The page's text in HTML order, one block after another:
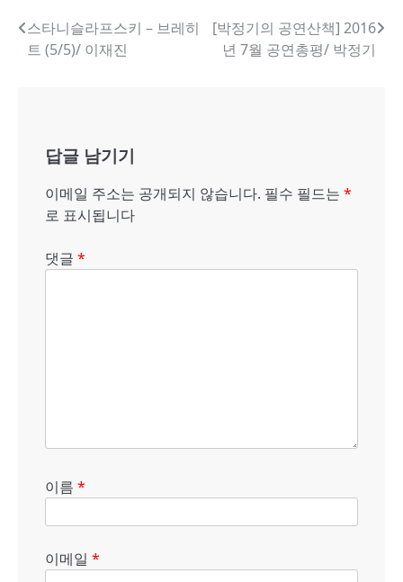
글
내
스타니슬라프스키 – 브레히
트 (5/5)/ 이재진
[박정기의 공연산책] 2016
년 7월 공연총평/ 박정기
답글 남기기
이메일 주소는 공개되지 않습니다. 필수 필드는 *
로 표시됩니다
댓글 *
이름 *
이메일 *